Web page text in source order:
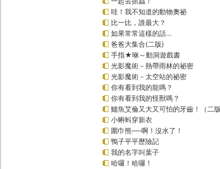
哇！我不知道的動物奧祕
比一比，誰最大？
如果常常這樣的話…
爸爸大集合(二版)
手指★咻～動洞遊戲書
光影魔術－熱帶雨林的祕密
光影魔術－太空站的祕密
你有看到我的龍嗎？
你有看到我的怪獸嗎？
鱷魚艾倫又大又可怕的牙齒！（二
小蝌蚪穿新衣
圍巾熊──啊！沒水了！
鴨子平平歷險記
我的名字叫葉子
哈囉！哈囉！